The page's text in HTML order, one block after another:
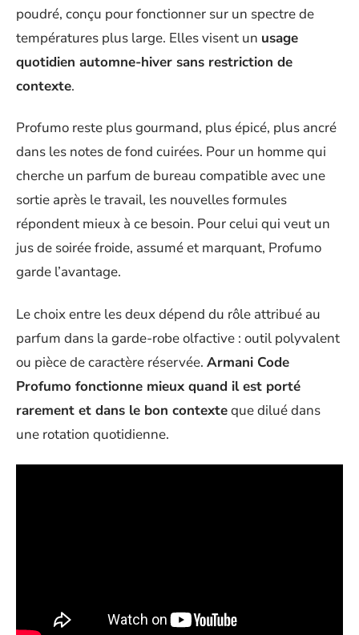
poudré, conçu pour fonctionner sur un spectre de
températures plus large. Elles visent un usage
quotidien automne-hiver sans restriction de
contexte.
Profumo reste plus gourmand, plus épicé, plus ancré
dans les notes de fond cuirées. Pour un homme qui
cherche un parfum de bureau compatible avec une
sortie après le travail, les nouvelles formules
répondent mieux à ce besoin. Pour celui qui veut un
jus de soirée froide, assumé et marquant, Profumo
garde l’avantage.
Le choix entre les deux dépend du rôle attribué au
parfum dans la garde-robe olfactive : outil polyvalent
ou pièce de caractère réservée. Armani Code
Profumo fonctionne mieux quand il est porté
rarement et dans le bon contexteque dilué dans
une rotation quotidienne.